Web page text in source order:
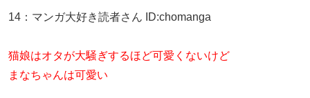
14 ： マンガ大好き読者さん ID:chomanga
猫娘はオタが大騒ぎするほど可愛くないけど
まなちゃんは可愛い